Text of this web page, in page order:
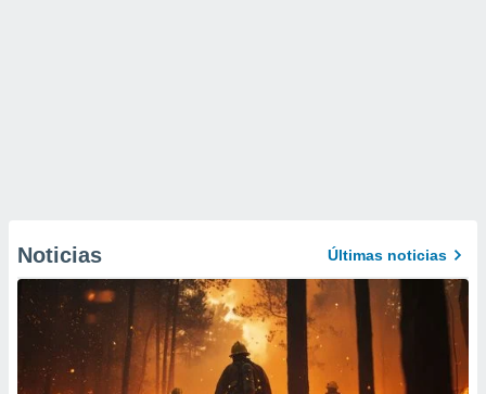
Noticias Últimas noticias